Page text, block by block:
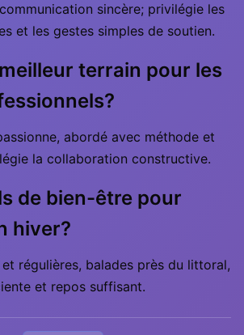
sincère; privilégie les
et les gestes simples de soutien.
terrain pour les
abordé avec méthode et
la collaboration constructive.
de bien-être pour
hiver?
régulières, balades près du littoral,
et repos suffisant.